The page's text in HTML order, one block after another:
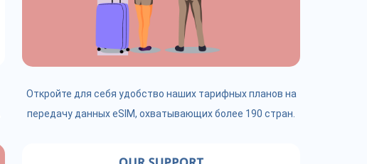
Откройте для себя удобство наших тарифных планов на
передачу данных eSIM, охватывающих более 190 стран.